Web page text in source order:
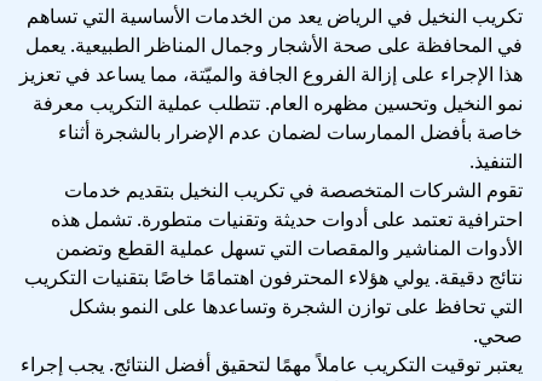
تكريب النخيل في الرياض يعد من الخدمات الأساسية التي تساهم
في المحافظة على صحة الأشجار وجمال المناظر الطبيعية. يعمل
هذا الإجراء على إزالة الفروع الجافة والميّتة، مما يساعد في تعزيز
نمو النخيل وتحسين مظهره العام. تتطلب عملية التكريب معرفة
خاصة بأفضل الممارسات لضمان عدم الإضرار بالشجرة أثناء
التنفيذ.
تقوم الشركات المتخصصة في تكريب النخيل بتقديم خدمات
احترافية تعتمد على أدوات حديثة وتقنيات متطورة. تشمل هذه
الأدوات المناشير والمقصات التي تسهل عملية القطع وتضمن
نتائج دقيقة. يولي هؤلاء المحترفون اهتمامًا خاصًا بتقنيات التكريب
التي تحافظ على توازن الشجرة وتساعدها على النمو بشكل
صحي.
يعتبر توقيت التكريب عاملاً مهمًا لتحقيق أفضل النتائج. يجب إجراء